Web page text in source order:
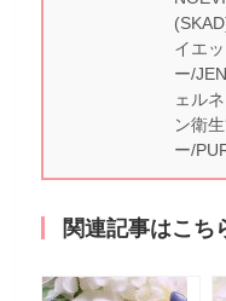
イエ
ー/
ェル
ン衛
ー/
関連記事はこち